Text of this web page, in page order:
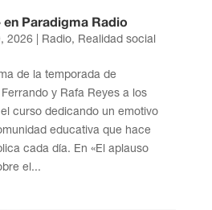
en Paradigma Radio
2026| Radio, Realidad social
de la temporada de
y Rafa Reyes a los
curso dedicando un emotivo
educativa que hace
cada día. En «El aplauso
el...